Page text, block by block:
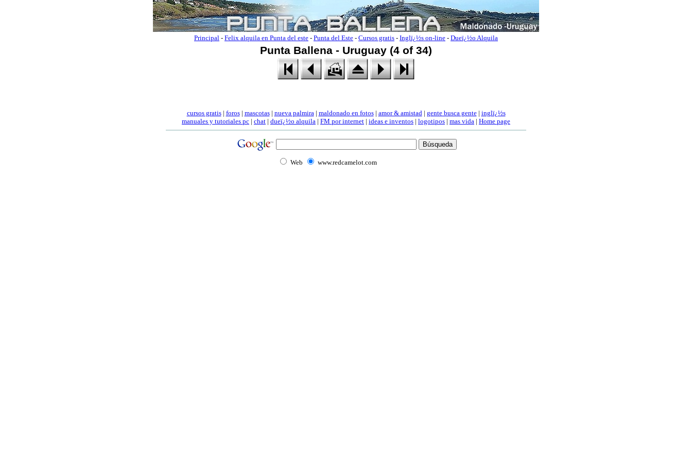
Principal - Felix alquila en Punta del este - Punta del Este - Cursos gratis - Inglï¿½s on-line - Dueï¿½o Alquila
Punta Ballena - Uruguay (4 of 34)
cursos gratis| foros| mascotas| nueva palmira| maldonado en fotos| amor & amistad| gente busca gente| inglï¿½s
manuales y tutoriales pc | chat | dueï¿½o alquila | FM por internet | ideas e inventos | logotipos | mas vida | Home page
Web www.redcamelot.com